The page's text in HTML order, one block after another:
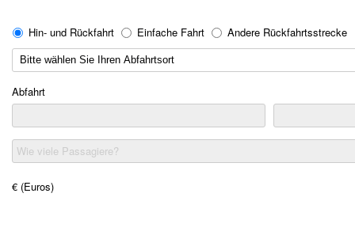
Hin- und Rückfahrt Einfache Fahrt Andere Rückfahrtsstrecke
Abfahrt
Wie viele Passagiere?
€ (Euros)